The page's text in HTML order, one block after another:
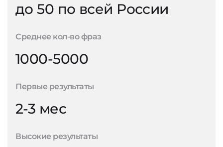
до 50 по всей России
Среднее кол-во фраз
1000-5000
Первые результаты
2-3 мес
Высокие результаты